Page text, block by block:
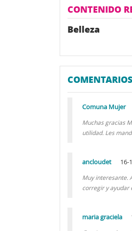
CONTENIDO
Belleza
Comuna Mujer
Muchas gracias
utilidad. Les
ancloudet 16-
Muy interesante.
corregir y ayudar
maria graciela